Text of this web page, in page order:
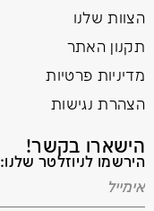
הצוות שלנו
תקנון האתר
מדיניות פרטיות
הצהרת נגישות
הישארו בקשר!
הירשמו לניוזלטר שלנו: